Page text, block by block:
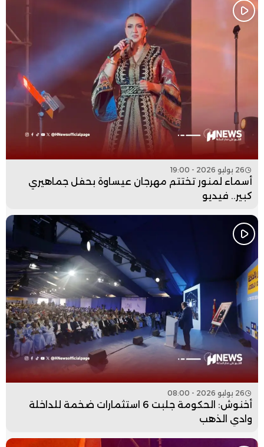
26 يوليو 2026 - 19:00
أسماء لمنور تختتم مهرجان عيساوة بحفل جماهيري
كبير.. فيديو
26 يوليو 2026 - 08:00
أخنوش: الحكومة جلبت 6 استثمارات ضخمة للداخلة
وادي الذهب